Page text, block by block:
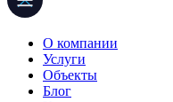
О компании
Услуги
Объекты
Блог